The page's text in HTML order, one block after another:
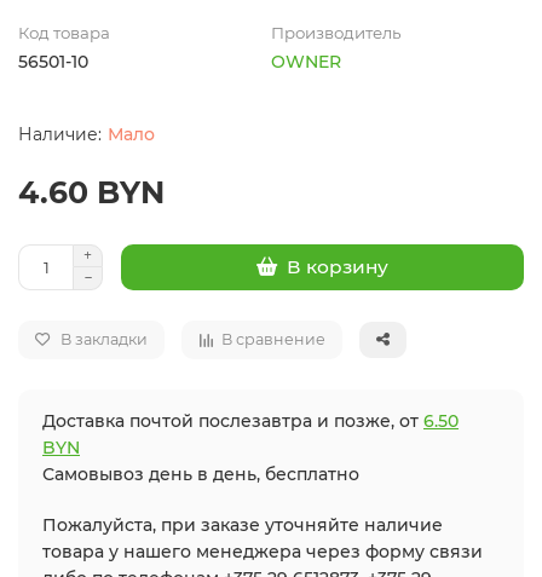
Код товара
56501-10
Производитель
OWNER
Мало
4.60 BYN
В корзину
В закладки В сравнение
Доставка почтой послезавтра и позже, от 6.50
BYN
Самовывоз день в день, бесплатно
Пожалуйста, при заказе уточняйте наличие
товара у нашего менеджера через форму связи